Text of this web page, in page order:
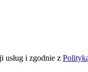
usług i zgodnie z